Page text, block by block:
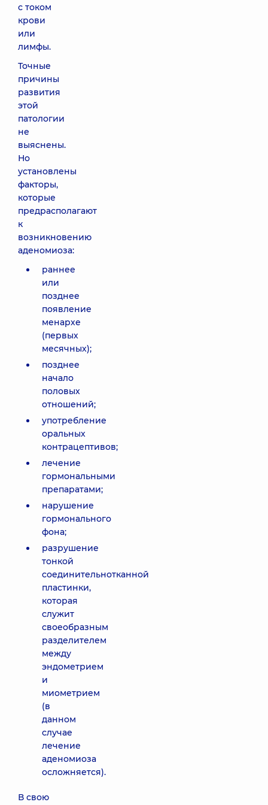
с током
крови
или
лимфы.
Точные
причины
развития
этой
патологии
не
выяснены.
Но
установлены
факторы,
которые
предрасполагают
к
возникновению
аденомиоза:
раннее
или
позднее
появление
менархе
(первых
месячных);
позднее
начало
половых
отношений;
употребление
оральных
контрацептивов;
лечение
гормональными
препаратами;
нарушение
гормонального
фона;
разрушение
тонкой
соединительнотканной
пластинки,
которая
служит
своеобразным
разделителем
между
эндометрием
и
миометрием
(в
данном
случае
лечение
аденомиоза
осложняется).
В свою